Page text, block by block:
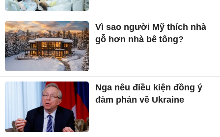
Vì sao người Mỹ thích nhà
gỗ hơn nhà bê tông?
Nga nêu điều kiện đồng ý
đàm phán về Ukraine